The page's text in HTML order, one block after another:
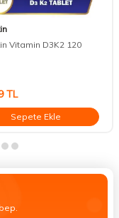
Vitamin D3K2 120
TL
Sepete Ekle